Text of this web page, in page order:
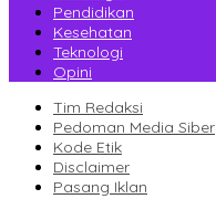
Pendidikan
Kesehatan
Teknologi
Opini
Tim Redaksi
Pedoman Media Siber
Kode Etik
Disclaimer
Pasang Iklan